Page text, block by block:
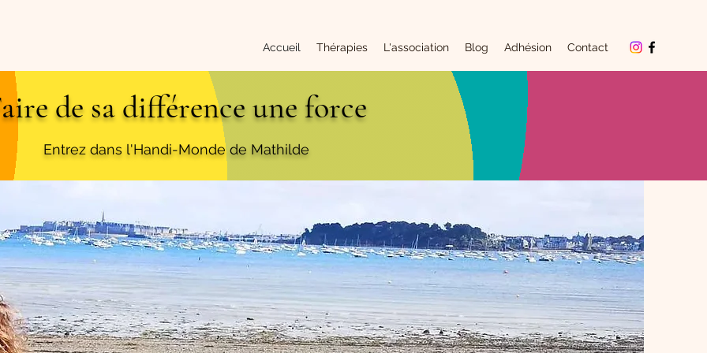
Accueil Thérapies L'association Blog Adhésion Contact
de sa différence une force
Entrez dans l'Handi-Monde de Mathilde